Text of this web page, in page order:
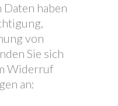
haben
von
Sie sich
Widerruf
an: